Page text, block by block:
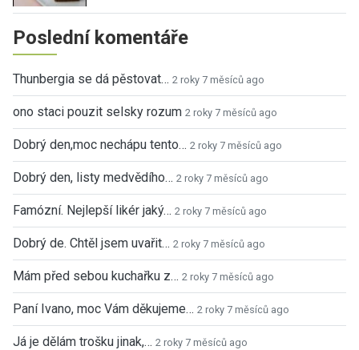
Poslední komentáře
Thunbergia se dá pěstovat… 2 roky 7 měsíců ago
ono staci pouzit selsky rozum 2 roky 7 měsíců ago
Dobrý den,moc nechápu tento… 2 roky 7 měsíců ago
Dobrý den, listy medvědího… 2 roky 7 měsíců ago
Famózní. Nejlepší likér jaký… 2 roky 7 měsíců ago
Dobrý de. Chtěl jsem uvařit… 2 roky 7 měsíců ago
Mám před sebou kuchařku z… 2 roky 7 měsíců ago
Paní Ivano, moc Vám děkujeme… 2 roky 7 měsíců ago
Já je dělám trošku jinak,… 2 roky 7 měsíců ago